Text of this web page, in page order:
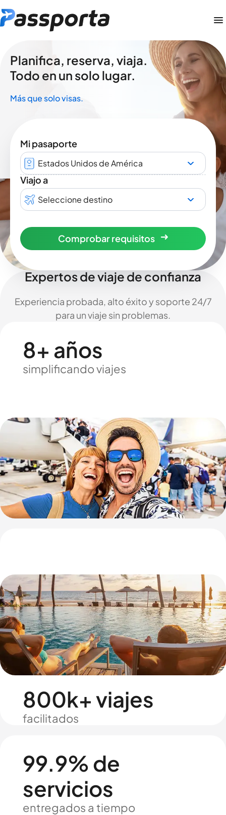
Planifica, reserva, viaja.
Todo en un solo lugar.
Más que solo visas.
Mi pasaporte
Estados Unidos de América
Viajo a
Seleccione destino
Comprobar requisitos
Expertos de viaje de confianza
Experiencia probada, alto éxito y soporte 24/7
para un viaje sin problemas.
8+ años
simplificando viajes
800k+ viajes
facilitados
99.9% de
servicios
entregados a tiempo